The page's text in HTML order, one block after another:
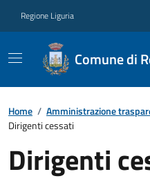
Regione Liguria
Comune di
Home / Amministrazione
Dirigenti cessati
Dirigenti